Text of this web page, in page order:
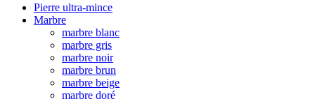
Pierre ultra-mince
Marbre
marbre blanc
marbre gris
marbre noir
marbre brun
marbre beige
marbre doré